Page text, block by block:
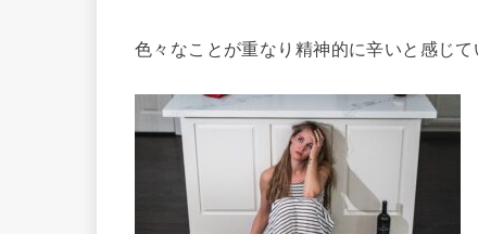
色々なこ とが重なり精神的に辛いと感じ